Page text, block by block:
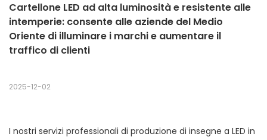
Cartellone LED ad alta luminosità e resistente alle
intemperie: consente alle aziende del Medio
Oriente di illuminare i marchi e aumentare il
traffico di clienti
2025-12-02
I nostri servizi professionali di produzione di insegne a LED in